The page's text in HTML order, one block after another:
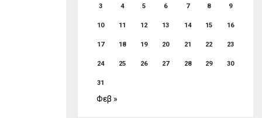
3 4 5 6 7 8 9
10 11 12 13 14 15 16
17 18 19 20 21 22 23
24 25 26 27 28 29 30
31
Φεβ »